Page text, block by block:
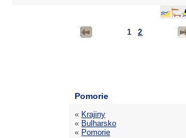
1 2
Pomorie
« Krajiny
« Bulharsko
« Pomorie